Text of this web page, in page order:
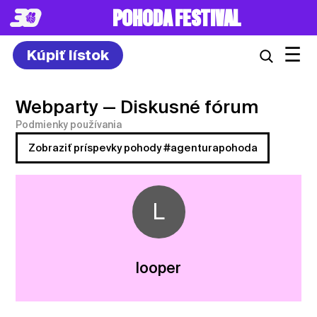
POHODA FESTIVAL
Kúpiť lístok ☰
Webparty — Diskusné fórum
Podmienky používania
Zobraziť príspevky pohody #agenturapohoda
L
looper